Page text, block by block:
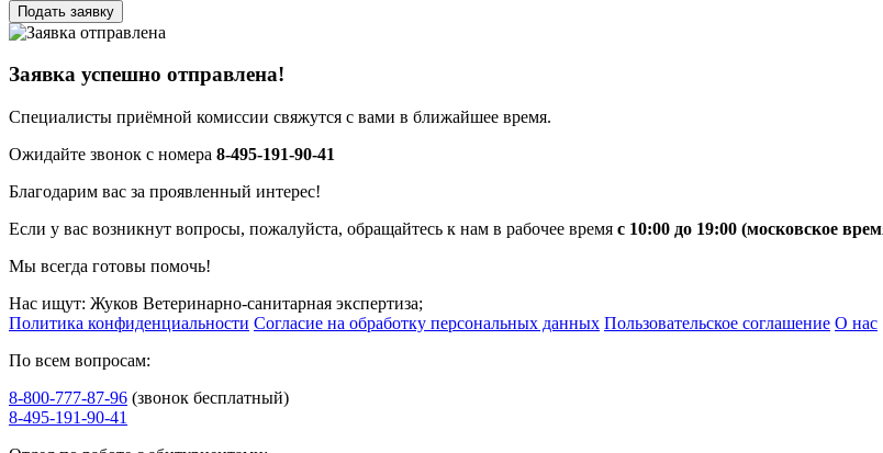
Подать заявку
Заявка успешно отправлена!
Специалисты приёмной комиссии свяжутся с вами в ближайшее время.
Ожидайте звонок с номера 8-495-191-90-41
Благодарим вас за проявленный интерес!
Если у вас возникнут вопросы, пожалуйста, обращайтесь к нам в рабочее время с 10:00 до 19:00 (московское
Мы всегда готовы помочь!
Нас ищут: Жуков Ветеринарно-санитарная экспертиза;
Политика конфиденциальности Согласие на обработку персональных данных Пользовательское соглашение О нас
По всем вопросам:
8-800-777-87-96 (звонок бесплатный)
8-495-191-90-41